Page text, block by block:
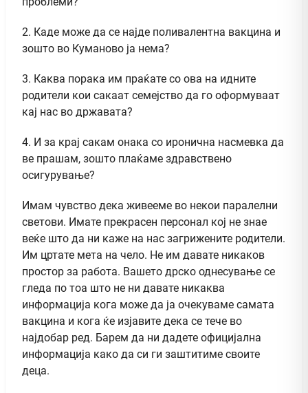
2. Каде може да се најде поливалентна вакцина и
зошто во Куманово ја нема?
3. Каква порака им праќате со ова на идните
родители кои сакаат семејство да го оформуваат
кај нас во државата?
4. И за крај сакам онака со иронична насмевка да
ве прашам, зошто плаќаме здравствено
осигурување?
Имам чувство дека живееме во некои паралелни
светови. Имате прекрасен персонал кој не знае
веќе што да ни каже на нас загрижените родители.
Им цртате мета на чело. Не им давате никаков
простор за работа. Вашето дрско однесување се
гледа по тоа што не ни давате никаква
информација кога може да ја очекуваме самата
вакцина и кога ќе изјавите дека се тече во
најдобар ред. Барем да ни дадете официјална
информација како да си ги заштитиме своите
деца.